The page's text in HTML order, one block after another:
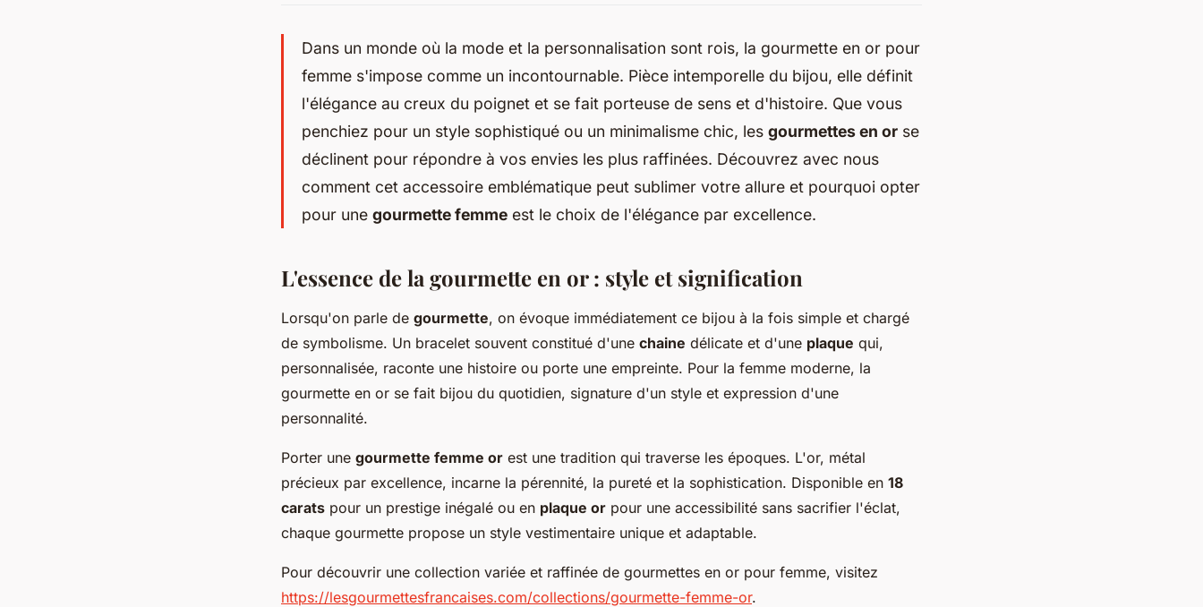
Dans un monde où la mode et la personnalisation sont rois, la gourmette en or pour
femme s'impose comme un incontournable. Pièce intemporelle du bijou, elle définit
l'élégance au creux du poignet et se fait porteuse de sens et d'histoire. Que vous
penchiez pour un style sophistiqué ou un minimalisme chic, les gourmettes en or se
déclinent pour répondre à vos envies les plus raffinées. Découvrez avec nous
comment cet accessoire emblématique peut sublimer votre allure et pourquoi opter
pour une gourmette femme est le choix de l'élégance par excellence.
L'essence de la gourmette en or : style et signification
Lorsqu'on parle de gourmette, on évoque immédiatement ce bijou à la fois simple et chargé
de symbolisme. Un bracelet souvent constitué d'une chaine délicate et d'une plaque qui,
personnalisée, raconte une histoire ou porte une empreinte. Pour la femme moderne, la
gourmette en or se fait bijou du quotidien, signature d'un style et expression d'une
personnalité.
Porter une gourmette femme or est une tradition qui traverse les époques. L'or, métal
précieux par excellence, incarne la pérennité, la pureté et la sophistication. Disponible en 18
carats pour un prestige inégalé ou en plaque or pour une accessibilité sans sacrifier l'éclat,
chaque gourmette propose un style vestimentaire unique et adaptable.
Pour découvrir une collection variée et raffinée de gourmettes en or pour femme, visitez
https://lesgourmettesfrancaises.com/collections/gourmette-femme-or.